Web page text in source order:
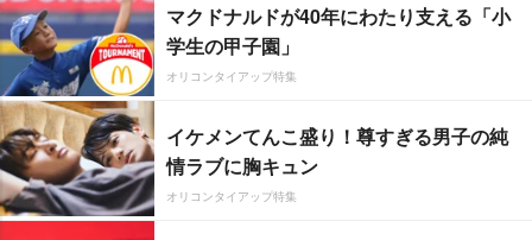
マクドナルドが40年にわたり支える「小
学生の甲子園」
オリコンタイアップ特集
イケメンてんこ盛り！尊すぎる男子の純
情ラブに胸キュン
オリコンタイアップ特集